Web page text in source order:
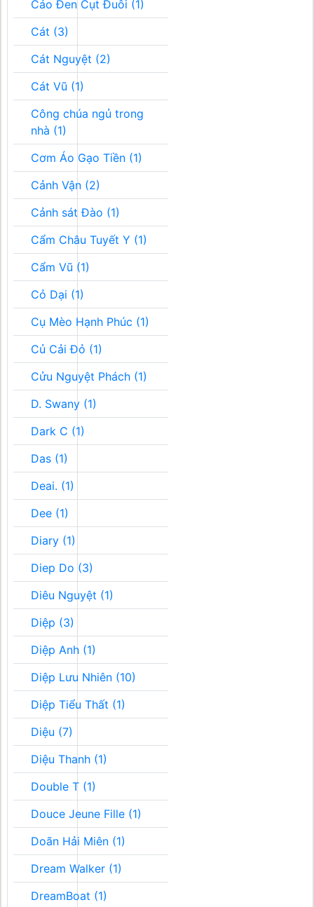
Cáo Đen Cụt Đuôi (1)
Cát (3)
Cát Nguyệt (2)
Cát Vũ (1)
Công chúa ngủ trong
nhà (1)
Cơm Áo Gạo Tiền (1)
Cảnh Vận (2)
Cảnh sát Đào (1)
Cẩm Châu Tuyết Y (1)
Cẩm Vũ (1)
Cỏ Dại (1)
Cụ Mèo Hạnh Phúc (1)
Củ Cải Đỏ (1)
Cửu Nguyệt Phách (1)
D. Swany (1)
Dark C (1)
Das (1)
Deai. (1)
Dee (1)
Diary (1)
Diep Do (3)
Diêu Nguyệt (1)
Diệp (3)
Diệp Anh (1)
Diệp Lưu Nhiên (10)
Diệp Tiểu Thất (1)
Diệu (7)
Diệu Thanh (1)
Double T (1)
Douce Jeune Fille (1)
Doãn Hải Miên (1)
Dream Walker (1)
DreamBoat (1)